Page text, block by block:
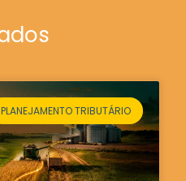
PLANEJAMENTO TRIBUTÁRIO